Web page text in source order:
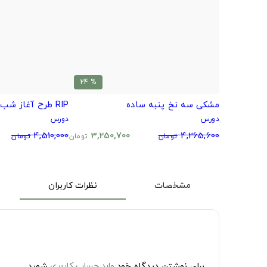
% 24
مشکی سه نخ پنبه ساده
دورس
4,265,600 تومان 3,250,700 تومان
RIP طرح آغاز شب ابدی!
دورس
4,510,000 تومان
مشخصات نظرات کاربران